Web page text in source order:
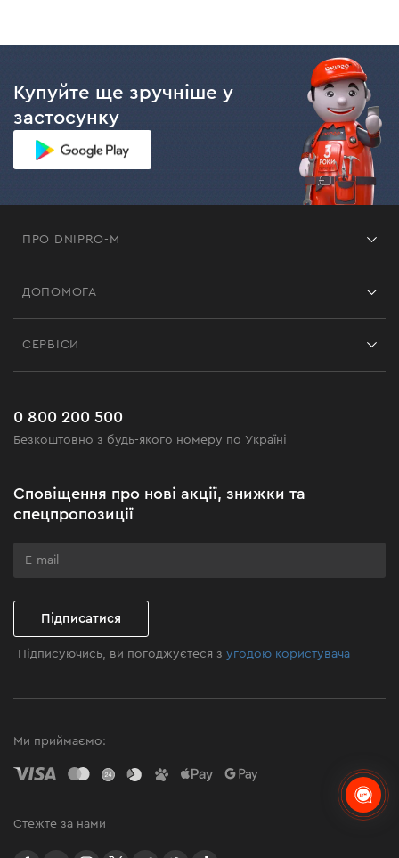
Купуйте ще зручніше у
застосунку
ПРО DNIPRO-M
Чорна п'ятниця
Клуб майстерності
ДОПОМОГА
Поширені запитання
СЕРВІСИ
0 800 200 500
Безкоштовно з будь-якого номеру по Україні
Сповіщення про нові акції, знижки та
спецпропозиції
Підписатися
Підписуючись, ви погоджуєтеся зугодою користувача
Ми приймаємо:
Стежте за нами